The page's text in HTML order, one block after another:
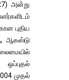
அன்று
புதிய
ஆகஸ்டு
முதல்